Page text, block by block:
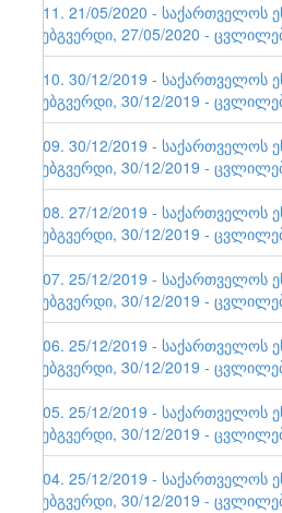
111. 21/05/2020 -
ვებგვერდი, 27/05/2020 -
110. 30/12/2019 -
ვებგვერდი, 30/12/2019 -
109. 30/12/2019 -
ვებგვერდი, 30/12/2019 -
108. 27/12/2019 -
ვებგვერდი, 30/12/2019 -
107. 25/12/2019 -
ვებგვერდი, 30/12/2019 -
106. 25/12/2019 -
ვებგვერდი, 30/12/2019 -
105. 25/12/2019 -
ვებგვერდი, 30/12/2019 -
104. 25/12/2019 -
ვებგვერდი, 30/12/2019 -